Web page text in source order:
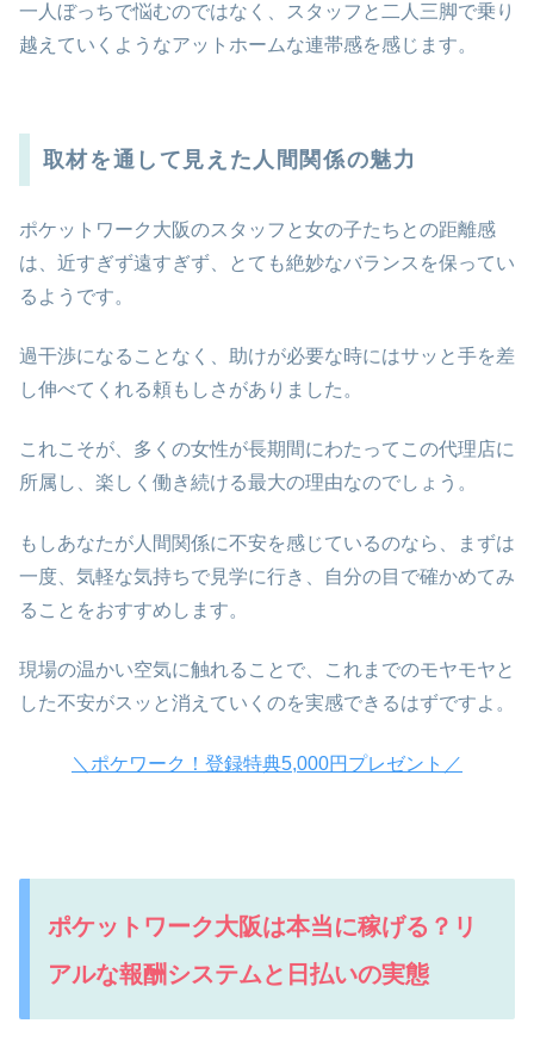
一人ぼっちで悩むのではなく、スタッフと二人三脚で乗り
越えていくようなアットホームな連帯感を感じます。
取材を通して見えた人間関係の魅力
ポケットワーク大阪のスタッフと女の子たちとの距離感
は、近すぎず遠すぎず、とても絶妙なバランスを保ってい
るようです。
過干渉になることなく、助けが必要な時にはサッと手を差
し伸べてくれる頼もしさがありました。
これこそが、多くの女性が長期間にわたってこの代理店に
所属し、楽しく働き続ける最大の理由なのでしょう。
もしあなたが人間関係に不安を感じているのなら、まずは
一度、気軽な気持ちで見学に行き、自分の目で確かめてみ
ることをおすすめします。
現場の温かい空気に触れることで、これまでのモヤモヤと
した不安がスッと消えていくのを実感できるはずですよ。
＼ポケワーク！登録特典5,000円プレゼント／
ポケットワーク大阪は本当に稼げる？リ
アルな報酬システムと日払いの実態